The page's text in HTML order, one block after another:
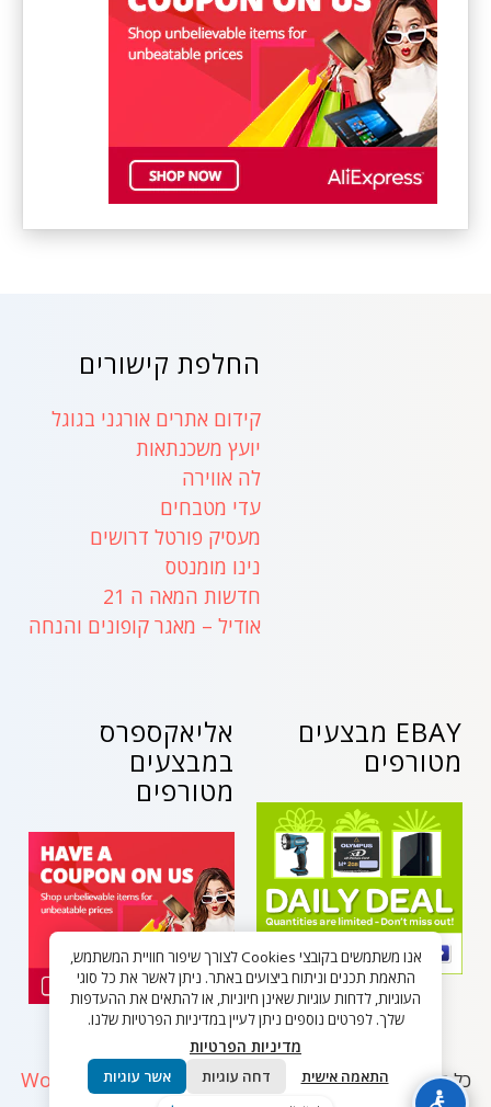
החלפת קישורים
קידום אתרים אורגני בגוגל
יועץ משכנתאות
לה אווירה
עדי מטבחים
מעסיק פורטל דרושים
נינו מומנטס
חדשות המאה ה 21
אודיל – מאגר קופונים והנחה
אליאקספרס
במבצעים
מטורפים
EBAY מבצעים
מטורפים
כל הזכויות שמורות - בלאק פריידי ישראל 2026
WordPress
אנו משתמשים בקובצי Cookies לצורך שיפור חוויית המשתמש,
התאמת תכנים וניתוח ביצועים באתר. ניתן לאשר את כל סוגי
העוגיות, לדחות עוגיות שאינן חיוניות, או להתאים את ההעדפות
שלך. לפרטים נוספים ניתן לעיין במדיניות הפרטיות שלנו.
מדיניות הפרטיות
התאמה אישית דחה עוגיות אשר עוגיות